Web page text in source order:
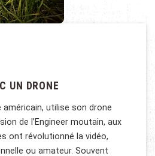
UN DRONE
américain, utilise son drone
de l’Engineer moutain, aux
ont révolutionné la vidéo,
ou amateur. Souvent